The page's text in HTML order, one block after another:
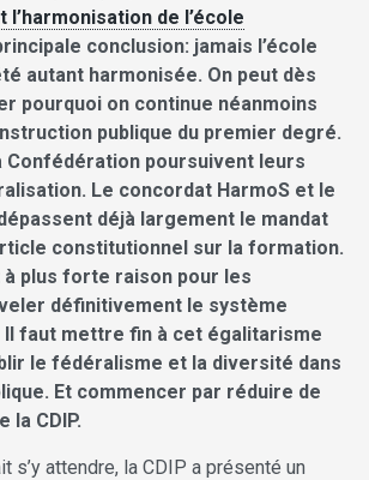
l’harmonisation de l’école
conclusion: jamais l’école
autant harmonisée. On peut dès
pourquoi on continue néanmoins
publique du premier degré.
Confédération poursuivent leurs
Le concordat HarmoS et le
déjà largement le mandat
constitutionnel sur la formation.
plus forte raison pour les
définitivement le système
faut mettre fin à cet égalitarisme
le fédéralisme et la diversité dans
Et commencer par réduire de
la CDIP.
s’y attendre, la CDIP a présenté un